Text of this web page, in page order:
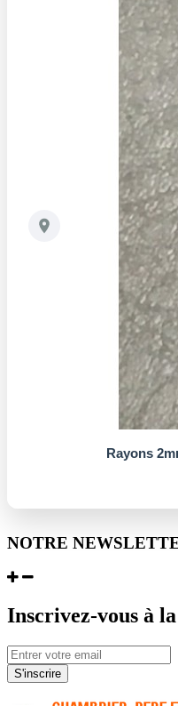
Rayons
NOTRE
Inscrivez-vous à
S'inscrire